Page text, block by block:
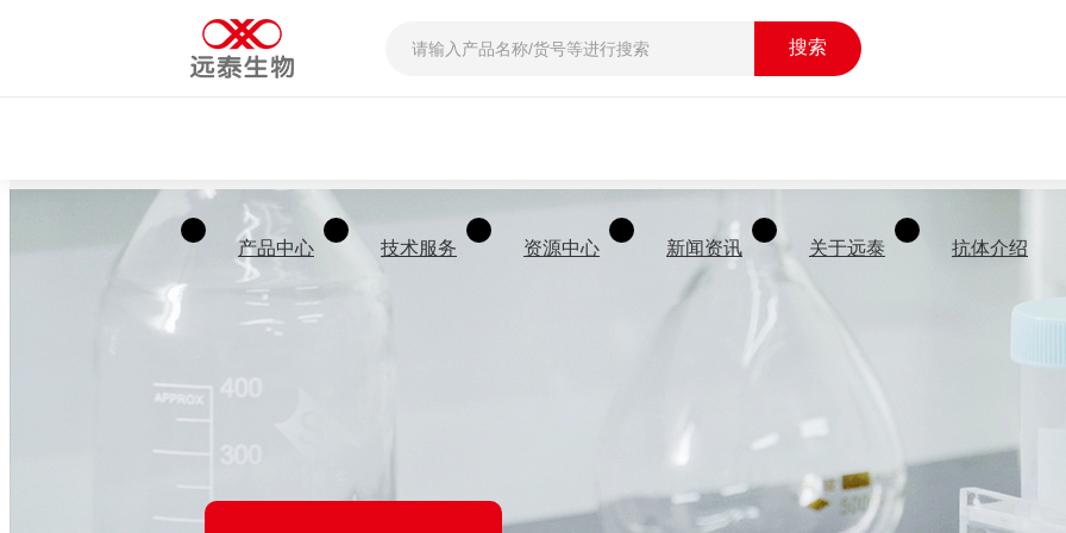
搜索
产品中心 技术服务 资源中心 新闻资讯 关于远泰 抗体介绍